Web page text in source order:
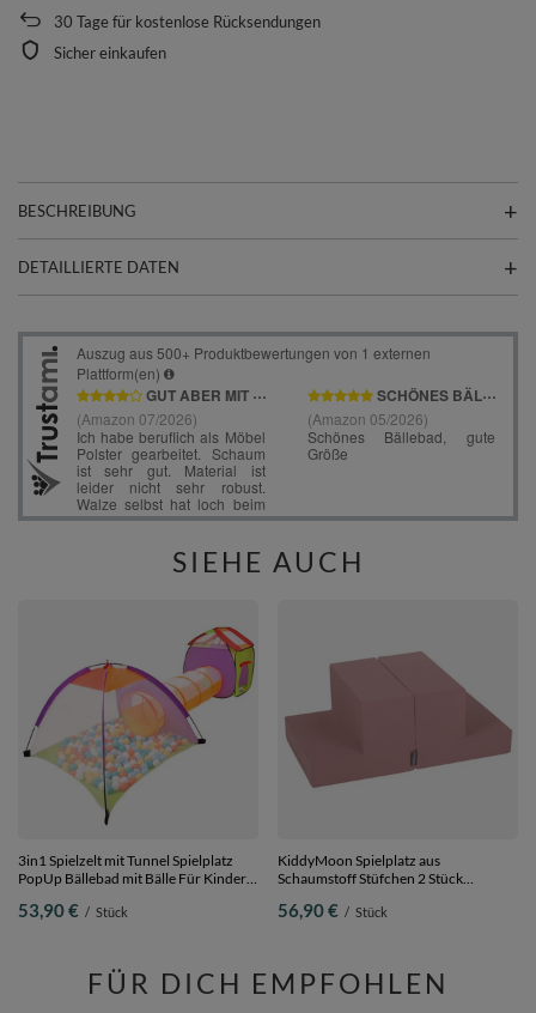
30 Tage für kostenlose Rücksendungen
Sicher einkaufen
BESCHREIBUNG
DETAILLIERTE DATEN
SIEHE AUCH
3in1 Spielzelt mit Tunnel Spielplatz
PopUp Bällebad mit Bälle Für Kinder,
400 Bälle
53,90 € / Stück
KiddyMoon Spielplatz aus
Schaumstoff Stüfchen 2 Stück
Größe
56,90 € / Stück
FÜR DICH EMPFOHLEN